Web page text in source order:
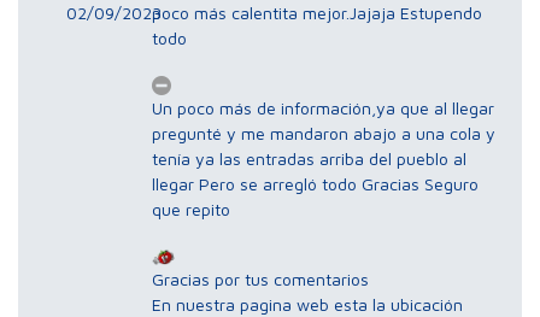
02/09/2023poco más calentita mejor.Jajaja Estupendo
todo
Un poco más de información,ya que al llegar
pregunté y me mandaron abajo a una cola y
tenía ya las entradas arriba del pueblo al
llegar Pero se arregló todo Gracias Seguro
que repito
Gracias por tus comentarios
En nuestra pagina web esta la ubicación